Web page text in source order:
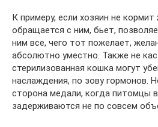
К примеру, если хозяин не
обращается с ним, бьет,
ним все, чего тот пожелает,
абсолютно уместно. Также не
стерилизованная кошка могут
наслаждения, по зову гормонов.
сторона медали, когда питомцы
задерживаются не по совсем